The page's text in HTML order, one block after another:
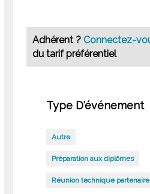
Adhérent ?Connectez-
du tarif préférentiel
Type D'événement
Autre
Préparation aux diplômes
Réunion technique partenaire